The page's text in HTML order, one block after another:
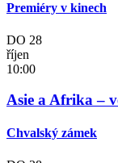
Premiéry v kinech
DO 28
říjen
10:00
Asie a Afrika –
Chvalský zámek